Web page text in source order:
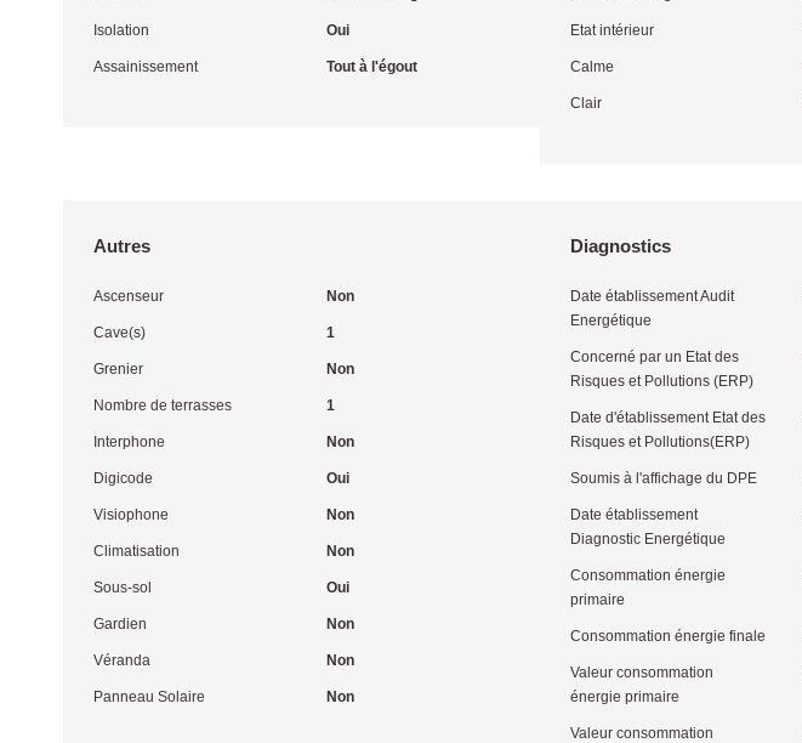
Isolation Oui
Assainissement Tout à l'égout
Etat intérieur
Calme
Clair
Autres
Ascenseur Non
Cave(s) 1
Grenier Non
Nombre de terrasses 1
Interphone Non
Digicode Oui
Visiophone Non
Climatisation Non
Sous-sol Oui
Gardien Non
Véranda Non
Panneau Solaire Non
Diagnostics
Date établissement Audit
Energétique
Concerné par un Etat des
Risques et Pollutions (ERP)
Date d'établissement Etat des
Risques et Pollutions(ERP)
Soumis à l'affichage du DPE
Date établissement
Diagnostic Energétique
Consommation énergie
primaire
Consommation énergie finale
Valeur consommation
énergie primaire
Valeur consommation